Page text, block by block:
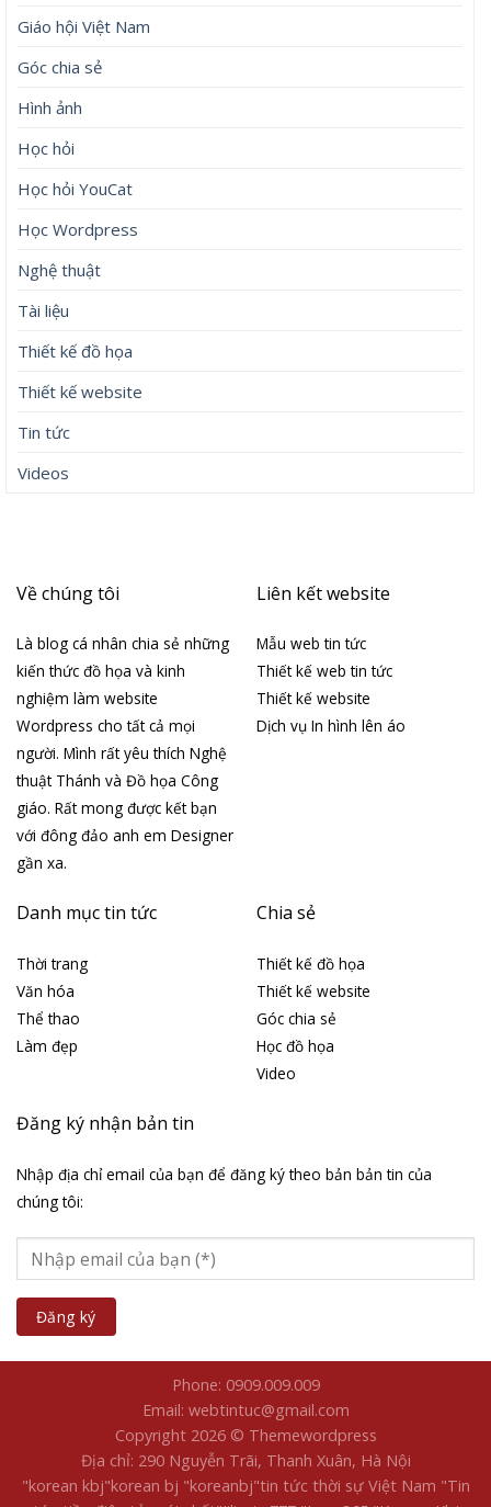
Giáo hội Việt Nam
Góc chia sẻ
Hình ảnh
Học hỏi
Học hỏi YouCat
Học Wordpress
Nghệ thuật
Tài liệu
Thiết kế đồ họa
Thiết kế website
Tin tức
Videos
Về chúng tôi
Là blog cá nhân chia sẻ những
kiến thức đồ họa và kinh
nghiệm làm website
Wordpress cho tất cả mọi
người. Mình rất yêu thích Nghệ
thuật Thánh và Đồ họa Công
giáo. Rất mong được kết bạn
với đông đảo anh em Designer
gần xa.
Liên kết website
Mẫu web tin tức
Thiết kế web tin tức
Thiết kế website
Dịch vụ In hình lên áo
Danh mục tin tức
Thời trang
Văn hóa
Thể thao
Làm đẹp
Chia sẻ
Thiết kế đồ họa
Thiết kế website
Góc chia sẻ
Học đồ họa
Video
Đăng ký nhận bản tin
Nhập địa chỉ email của bạn để đăng ký theo bản bản tin của
chúng tôi:
Phone: 0909.009.009
Email: webtintuc@gmail.com
Copyright 2026 © Themewordpress
Địa chỉ: 290 Nguyễn Trãi, Thanh Xuân, Hà Nội
"korean kbj​"korean bj "koreanbj​"tin tức thời sự Việt Nam "Tin